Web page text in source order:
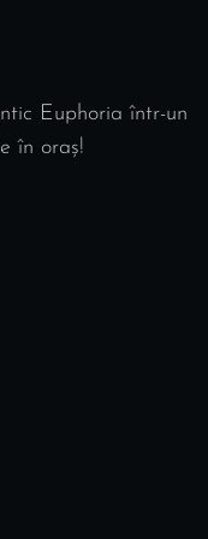
Euphoria într-un
în oraș!